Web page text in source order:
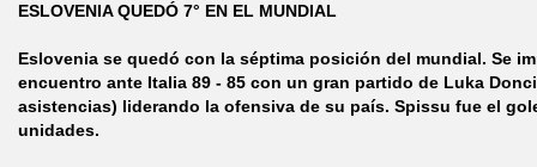
ESLOVENIA QUEDÓ 7° EN EL MUNDIAL
Eslovenia se quedó con la séptima posición del mundial. Se
encuentro ante Italia 89 - 85 con un gran partido de Luka
asistencias) liderando la ofensiva de su país. Spissu fue el
unidades.